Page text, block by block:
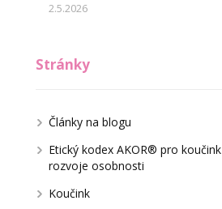
2.5.2026
Stránky
Články na blogu
Etický kodex AKOR® pro koučink
rozvoje osobnosti
Koučink